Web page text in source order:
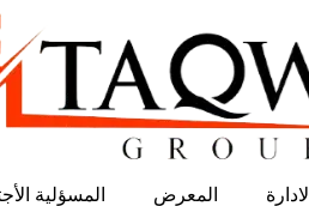
الادارة المعرض المسؤلية